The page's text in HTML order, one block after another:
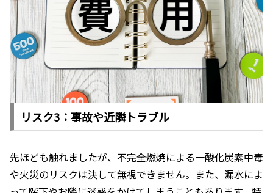
リスク3：事故や近隣トラブル
先ほども触れましたが、不完全燃焼による一酸化炭素中毒
や火災のリスクは決して無視できません。また、漏水によ